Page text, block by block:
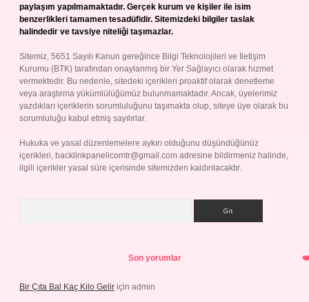
paylaşım yapılmamaktadır. Gerçek kurum ve kişiler ile isim
benzerlikleri tamamen tesadüfidir. Sitemizdeki bilgiler taslak
halindedir ve tavsiye niteliği taşımazlar.
Sitemiz, 5651 Sayılı Kanun gereğince Bilgi Teknolojileri ve İletişim
Kurumu (BTK) tarafından onaylanmış bir Yer Sağlayıcı olarak hizmet
vermektedir. Bu nedenle, sitedeki içerikleri proaktif olarak denetleme
veya araştırma yükümlülüğümüz bulunmamaktadır. Ancak, üyelerimiz
yazdıkları içeriklerin sorumluluğunu taşımakta olup, siteye üye olarak bu
sorumluluğu kabul etmiş sayılırlar.
Hukuka ve yasal düzenlemelere aykırı olduğunu düşündüğünüz
içerikleri, backlinkpanelicomtr@gmail.com adresine bildirmeniz halinde,
ilgili içerikler yasal süre içerisinde sitemizden kaldırılacaktır.
Son yorumlar
Bir Çıta Bal Kaç Kilo Gelir için admin